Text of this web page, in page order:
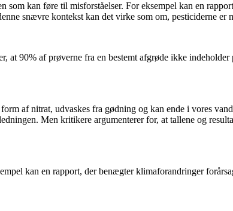
kan føre til misforståelser. For eksempel kan en
snævre kontekst kan det virke som om, pesticiderne er
90% af prøverne fra en bestemt afgrøde ikke indeholder
af nitrat, udvaskes fra gødning og kan ende i vores
Men kritikere argumenterer for, at tallene og
kan en rapport, der benægter klimaforandringer